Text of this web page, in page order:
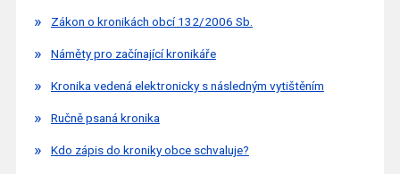
Zákon o kronikách obcí 132/2006 Sb.
Náměty pro začínající kronikáře
Kronika vedená elektronicky s následným vytištěním
Ručně psaná kronika
Kdo zápis do kroniky obce schvaluje?